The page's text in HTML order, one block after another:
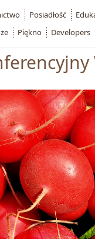
Posiadłość
Piękno Developers